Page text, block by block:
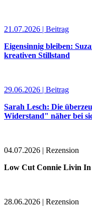
21.07.2026 | Beitrag
Eigensinnig bleiben:
kreativen Stillstand
29.06.2026 | Beitrag
Sarah Lesch: Die
Widerstand" näher bei
04.07.2026 | Rezension
Low Cut Connie Livin In
28.06.2026 | Rezension